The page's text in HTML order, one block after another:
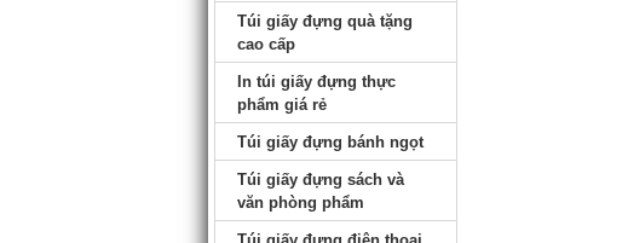
Túi giấy đựng quà tặng
cao cấp
In túi giấy đựng thực
phẩm giá rẻ
Túi giấy đựng bánh ngọt
Túi giấy đựng sách và
văn phòng phẩm